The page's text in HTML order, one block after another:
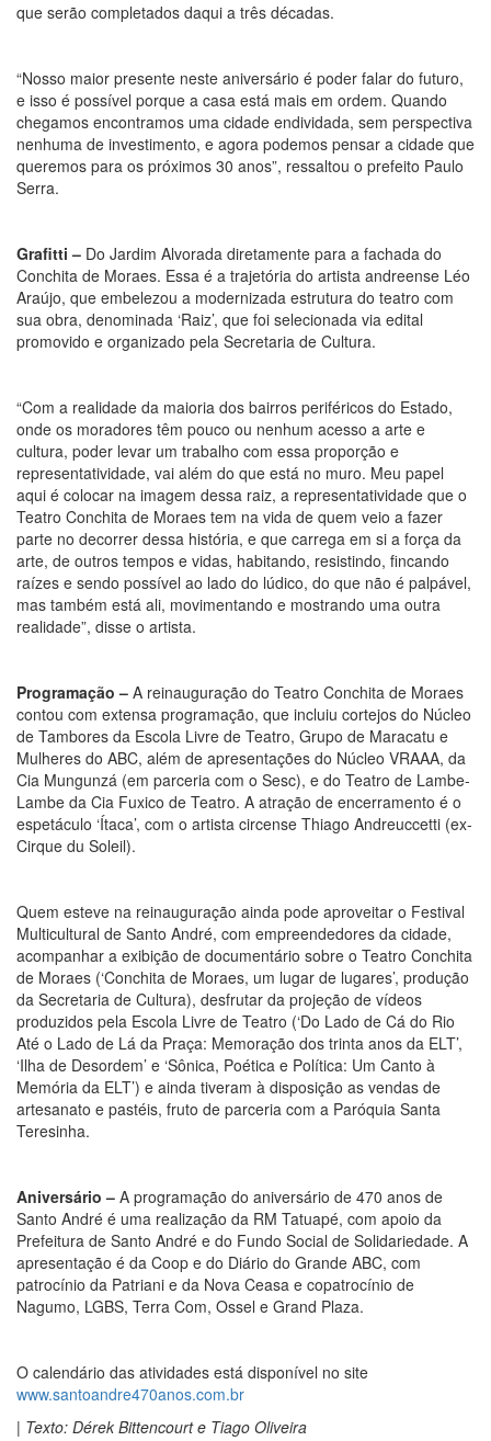
que serão completados daqui a três décadas.
“Nosso maior presente neste aniversário é poder falar do futuro,
e isso é possível porque a casa está mais em ordem. Quando
chegamos encontramos uma cidade endividada, sem perspectiva
nenhuma de investimento, e agora podemos pensar a cidade que
queremos para os próximos 30 anos”, ressaltou o prefeito Paulo
Serra.
Grafitti – Do Jardim Alvorada diretamente para a fachada do
Conchita de Moraes. Essa é a trajetória do artista andreense Léo
Araújo, que embelezou a modernizada estrutura do teatro com
sua obra, denominada ‘Raiz’, que foi selecionada via edital
promovido e organizado pela Secretaria de Cultura.
“Com a realidade da maioria dos bairros periféricos do Estado,
onde os moradores têm pouco ou nenhum acesso a arte e
cultura, poder levar um trabalho com essa proporção e
representatividade, vai além do que está no muro. Meu papel
aqui é colocar na imagem dessa raiz, a representatividade que o
Teatro Conchita de Moraes tem na vida de quem veio a fazer
parte no decorrer dessa história, e que carrega em si a força da
arte, de outros tempos e vidas, habitando, resistindo, fincando
raízes e sendo possível ao lado do lúdico, do que não é palpável,
mas também está ali, movimentando e mostrando uma outra
realidade”, disse o artista.
Programação – A reinauguração do Teatro Conchita de Moraes
contou com extensa programação, que incluiu cortejos do Núcleo
de Tambores da Escola Livre de Teatro, Grupo de Maracatu e
Mulheres do ABC, além de apresentações do Núcleo VRAAA, da
Cia Mungunzá (em parceria com o Sesc), e do Teatro de Lambe-
Lambe da Cia Fuxico de Teatro. A atração de encerramento é o
espetáculo ‘Ítaca’, com o artista circense Thiago Andreuccetti (ex-
Cirque du Soleil).
Quem esteve na reinauguração ainda pode aproveitar o Festival
Multicultural de Santo André, com empreendedores da cidade,
acompanhar a exibição de documentário sobre o Teatro Conchita
de Moraes (‘Conchita de Moraes, um lugar de lugares’, produção
da Secretaria de Cultura), desfrutar da projeção de vídeos
produzidos pela Escola Livre de Teatro (‘Do Lado de Cá do Rio
Até o Lado de Lá da Praça: Memoração dos trinta anos da ELT’,
‘Ilha de Desordem’ e ‘Sônica, Poética e Política: Um Canto à
Memória da ELT’) e ainda tiveram à disposição as vendas de
artesanato e pastéis, fruto de parceria com a Paróquia Santa
Teresinha.
Aniversário – A programação do aniversário de 470 anos de
Santo André é uma realização da RM Tatuapé, com apoio da
Prefeitura de Santo André e do Fundo Social de Solidariedade. A
apresentação é da Coop e do Diário do Grande ABC, com
patrocínio da Patriani e da Nova Ceasa e copatrocínio de
Nagumo, LGBS, Terra Com, Ossel e Grand Plaza.
O calendário das atividades está disponível no site
www.santoandre470anos.com.br
| Texto: Dérek Bittencourt e Tiago Oliveira